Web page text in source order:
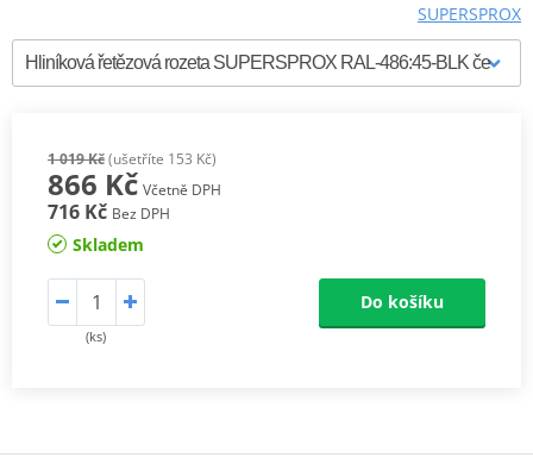
SUPERSPROX
1 019 Kč(ušetříte 153 Kč)
866 Kč Včetně DPH
716 Kč Bez DPH
Skladem
(ks)
Do košíku